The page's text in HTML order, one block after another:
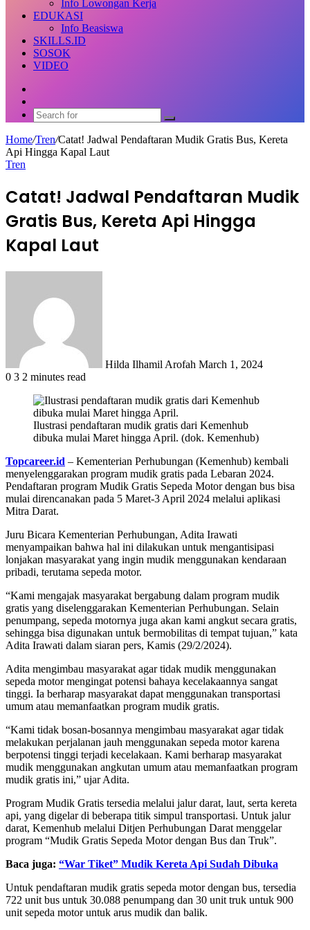
Info Lowongan Kerja
EDUKASI
Info Beasiswa
SKILLS.ID
SOSOK
VIDEO
skin
Search
for
Home/Tren/Catat! Jadwal Pendaftaran Mudik Gratis Bus, Kereta
Api Hingga Kapal Laut
Tren
Catat! Jadwal Pendaftaran Mudik
Gratis Bus, Kereta Api Hingga
Kapal Laut
Hilda Ilhamil Arofah March 1, 2024
0 3 2 minutes read
Ilustrasi pendaftaran mudik gratis dari Kemenhub
dibuka mulai Maret hingga April. (dok. Kemenhub)
Topcareer.id – Kementerian Perhubungan (Kemenhub) kembali
menyelenggarakan program mudik gratis pada Lebaran 2024.
Pendaftaran program Mudik Gratis Sepeda Motor dengan bus bisa
mulai direncanakan pada 5 Maret-3 April 2024 melalui aplikasi
Mitra Darat.
Juru Bicara Kementerian Perhubungan, Adita Irawati
menyampaikan bahwa hal ini dilakukan untuk mengantisipasi
lonjakan masyarakat yang ingin mudik menggunakan kendaraan
pribadi, terutama sepeda motor.
“Kami mengajak masyarakat bergabung dalam program mudik
gratis yang diselenggarakan Kementerian Perhubungan. Selain
penumpang, sepeda motornya juga akan kami angkut secara gratis,
sehingga bisa digunakan untuk bermobilitas di tempat tujuan,” kata
Adita Irawati dalam siaran pers, Kamis (29/2/2024).
Adita mengimbau masyarakat agar tidak mudik menggunakan
sepeda motor mengingat potensi bahaya kecelakaannya sangat
tinggi. Ia berharap masyarakat dapat menggunakan transportasi
umum atau memanfaatkan program mudik gratis.
“Kami tidak bosan-bosannya mengimbau masyarakat agar tidak
melakukan perjalanan jauh menggunakan sepeda motor karena
berpotensi tinggi terjadi kecelakaan. Kami berharap masyarakat
mudik menggunakan angkutan umum atau memanfaatkan program
mudik gratis ini,” ujar Adita.
Program Mudik Gratis tersedia melalui jalur darat, laut, serta kereta
api, yang digelar di beberapa titik simpul transportasi. Untuk jalur
darat, Kemenhub melalui Ditjen Perhubungan Darat menggelar
program “Mudik Gratis Sepeda Motor dengan Bus dan Truk”.
Baca juga: “War Tiket” Mudik Kereta Api Sudah Dibuka
Untuk pendaftaran mudik gratis sepeda motor dengan bus, tersedia
722 unit bus untuk 30.088 penumpang dan 30 unit truk untuk 900
unit sepeda motor untuk arus mudik dan balik.